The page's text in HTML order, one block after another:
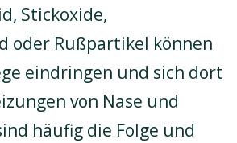
Stickoxide,
oder Rußpartikel können
eindringen und sich dort
von Nase und
häufig die Folge und